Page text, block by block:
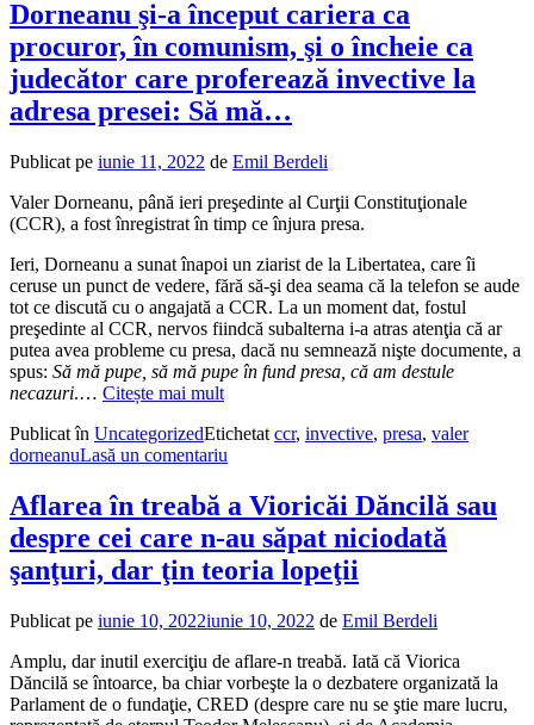
Dorneanu şi-a început cariera ca
procuror, în comunism, şi o încheie ca
judecător care proferează invective la
adresa presei: Să mă…
Publicat pe iunie 11, 2022 de Emil Berdeli
Valer Dorneanu, până ieri preşedinte al Curţii Constituţionale
(CCR), a fost înregistrat în timp ce înjura presa.
Ieri, Dorneanu a sunat înapoi un ziarist de la Libertatea, care îi
ceruse un punct de vedere, fără să-şi dea seama că la telefon se aude
tot ce discută cu o angajată a CCR. La un moment dat, fostul
preşedinte al CCR, nervos fiindcă subalterna i-a atras atenţia că ar
putea avea probleme cu presa, dacă nu semnează nişte documente, a
spus: Să mă pupe, să mă pupe în fund presa, că am destule
necazuri.… Citește mai mult
Publicat în UncategorizedEtichetat ccr, invective, presa, valer
dorneanuLasă un comentariu
Aflarea în treabă a Vioricăi Dăncilă sau
despre cei care n-au săpat niciodată
şanţuri, dar ţin teoria lopeţii
Publicat pe iunie 10, 2022iunie 10, 2022 de Emil Berdeli
Amplu, dar inutil exerciţiu de aflare-n treabă. Iată că Viorica
Dăncilă se întoarce, ba chiar vorbeşte la o dezbatere organizată la
Parlament de o fundaţie, CRED (despre care nu se ştie mare lucru,